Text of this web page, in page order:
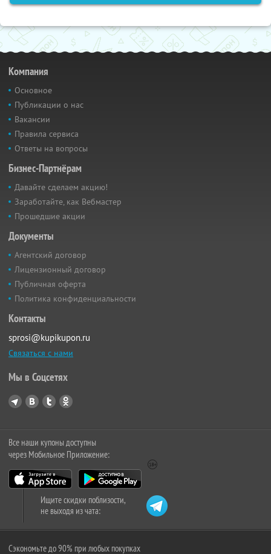
Компания
Основное
Публикации о нас
Вакансии
Правила сервиса
Ответы на вопросы
Бизнес-Партнёрам
Давайте сделаем акцию!
Заработайте, как Вебмастер
Прошедшие акции
Документы
Агентский договор
Лицензионный договор
Публичная оферта
Политика конфиденциальности
Контакты
sprosi@kupikupon.ru
Связаться с нами
Мы в Соцсетях
Все наши купоны доступны
через Мобильное Приложение:
Ищите скидки поблизости,
не выходя из чата:
Сэкономьте до 90% при любых покупках